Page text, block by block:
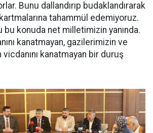
Bunu dallandırıp budaklandırarak
tahammül edemiyoruz.
bu konuda net milletimizin yanında.
kanatmayan, gazilerimizin ve
kanatmayan bir duruş